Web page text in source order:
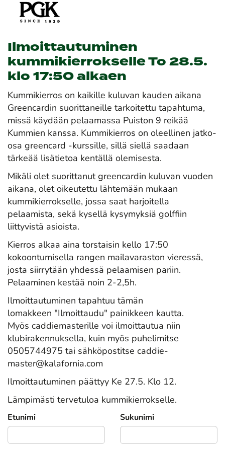
Ilmoittautuminen
kummikierrokselle To 28.5.
klo 17:50 alkaen
Kummikierros on kaikille kuluvan kauden aikana
Greencardin suorittaneille tarkoitettu tapahtuma,
missä käydään pelaamassa Puiston 9 reikää
Kummien kanssa. Kummikierros on oleellinen jatko-
osa greencard -kurssille, sillä siellä saadaan
tärkeää lisätietoa kentällä olemisesta.
Mikäli olet suorittanut greencardin kuluvan vuoden
aikana, olet oikeutettu lähtemään mukaan
kummikierrokselle, jossa saat harjoitella
pelaamista, sekä kysellä kysymyksiä golffiin
liittyvistä asioista.
Kierros alkaa aina torstaisin kello 17:50
kokoontumisella rangen mailavaraston vieressä,
josta siirrytään yhdessä pelaamisen pariin.
Pelaaminen kestää noin 2-2,5h.
Ilmoittautuminen tapahtuu tämän
lomakkeen "Ilmoittaudu" painikkeen kautta.
Myös caddiemasterille voi ilmoittautua niin
klubirakennuksella, kuin myös puhelimitse
0505744975 tai sähköpostitse caddie-
master@kalafornia.com
Ilmoittautuminen päättyy Ke 27.5. Klo 12.
Lämpimästi tervetuloa kummikierrokselle.
Etunimi Sukunimi